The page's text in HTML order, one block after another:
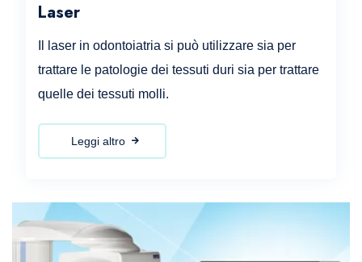
Laser
Il laser in odontoiatria si può utilizzare sia per
trattare le patologie dei tessuti duri sia per trattare
quelle dei tessuti molli.
Leggi altro